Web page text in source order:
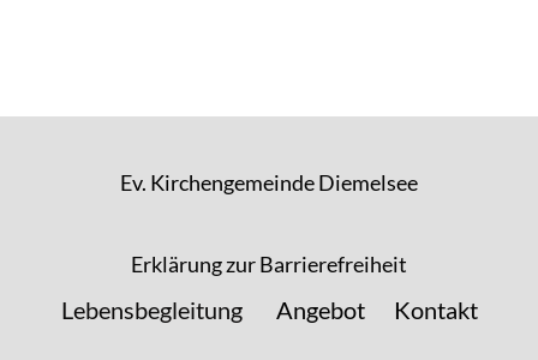
Ev. Kirchengemeinde Diemelsee
Erklärung zur Barrierefreiheit
Lebensbegleitung Angebot Kontakt